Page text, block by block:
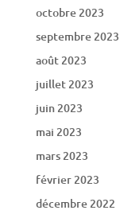
octobre 2023
septembre 2023
août 2023
juillet 2023
juin 2023
mai 2023
mars 2023
février 2023
décembre 2022